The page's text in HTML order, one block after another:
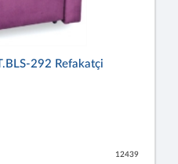
292 Refakatçi
12439